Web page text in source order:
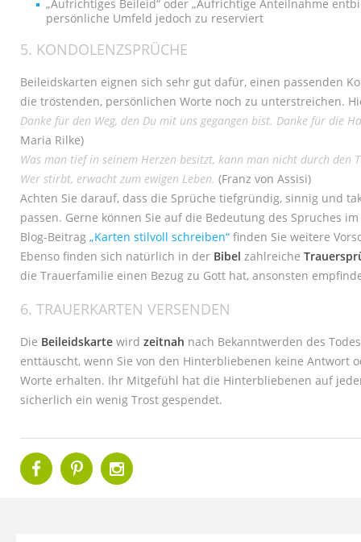
„Aufrichtiges Beileid“ oder „Aufrichtige Anteilnahme
persönliche Umfeld jedoch zu reserviert
5. KONDOLENZSPRÜCHE
Beileidskarten eignen sich sehr gut dafür, einen passenden
die tröstenden, persönlichen Worte noch zu unterstreichen.
Danke für den Weg, den Du mit uns gegangen bist. Danke für die
Maria Rilke)
Was man tief in seinem Herzen besitzt, kann man nicht durch den
Wer stirbt, erwacht zum ewigen Leben. (Franz von Assisi)
Achten Sie darauf, dass die Sprüche tiefgründig, sinnig und
passen. Gerne können Sie auf die Bedeutung des Spruches
Blog-Beitrag „Karten stilvoll schreiben“ finden Sie weitere
Ebenso finden sich natürlich in der Bibel zahlreiche
die Trauerfamilie einen Bezug zu Gott hat, ansonsten
6. TRAUERKARTEN VERSENDEN
Die Beileidskarte wird zeitnah nach Bekanntwerden des
enttäuscht, wenn Sie von den Hinterbliebenen keine Antwort
Worte erhalten. Ihr Mitgefühl hat die Hinterbliebenen auf
sicherlich ein wenig Trost gespendet.